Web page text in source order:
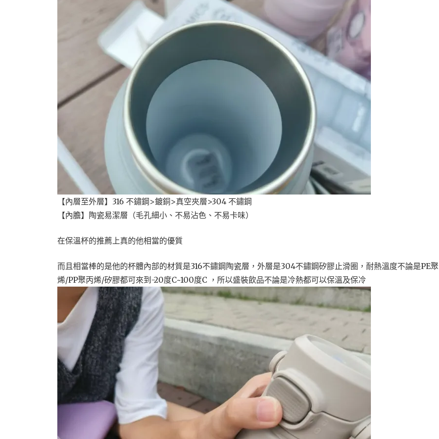
【內層至外層】316 不鏽鋼>鍍銅>真空夾層>304 不鏽鋼
【內膽】陶瓷易潔層（毛孔細小、不易沾色、不易卡味）
在保溫杯的推薦上真的他相當的優質
而且相當棒的是他的杯體內部的材質是316不鏽鋼陶瓷層，外層是304不鏽鋼矽膠止滑圈，耐熱溫度不論是PE
烯/PP聚丙烯/矽膠都可來到-20度C~100度C ，所以盛裝飲品不論是冷熱都可以保溫及保冷